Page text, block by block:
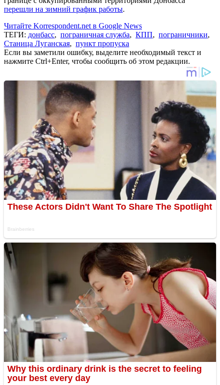
перешли на зимний график работы.
Читайте Korrespondent.net в Google News
ТЕГИ: донбасс, пограничная служба, КПП, пограничники,
Станица Луганская, пункт пропуска
Если вы заметили ошибку, выделите необходимый текст и
нажмите Ctrl+Enter, чтобы сообщить об этом редакции.